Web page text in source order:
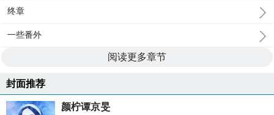
终章
一些番外
阅读更多章节
封面推荐
颜柠谭京旻